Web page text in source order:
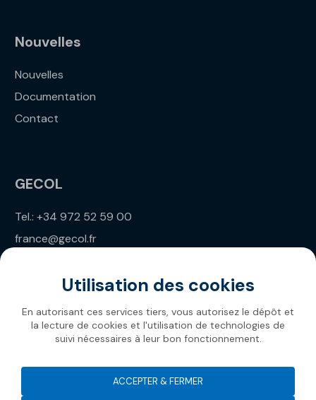
Nouvelles
Nouvelles
Documentation
Contact
GECOL
Tel.: +34 972 52 59 00
france@gecol.fr
Gecol 2026
Utilisation des cookies
En autorisant ces services tiers, vous autorisez le dépôt et
la lecture de cookies et l'utilisation de technologies de
suivi nécessaires à leur bon fonctionnement.
ACCEPTER & FERMER